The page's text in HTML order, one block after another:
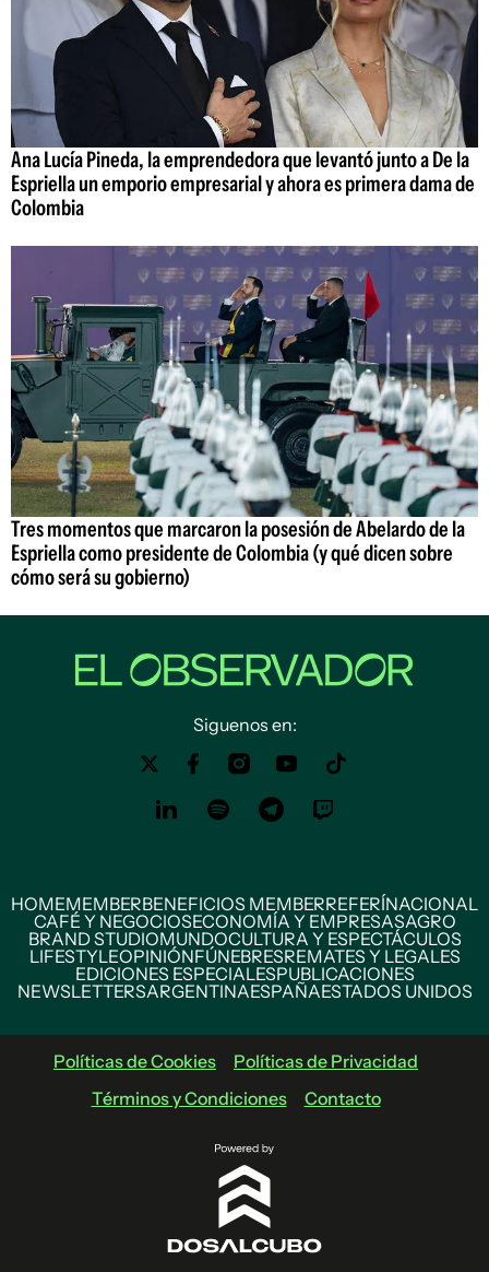
Ana Lucía Pineda, la emprendedora que levantó junto a De la
Espriella un emporio empresarial y ahora es primera dama de
Colombia
Tres momentos que marcaron la posesión de Abelardo de la
Espriella como presidente de Colombia (y qué dicen sobre
cómo será su gobierno)
Siguenos en:
HOMEMEMBERBENEFICIOS MEMBERREFERÍNACIONAL
CAFÉ Y NEGOCIOSECONOMÍA Y EMPRESASAGRO
BRAND STUDIOMUNDOCULTURA Y ESPECTÁCULOS
LIFESTYLEOPINIÓNFÚNEBRESREMATES Y LEGALES
EDICIONES ESPECIALESPUBLICACIONES
NEWSLETTERSARGENTINAESPAÑAESTADOS UNIDOS
Políticas de Cookies
Políticas de Privacidad
Términos y Condiciones
Contacto